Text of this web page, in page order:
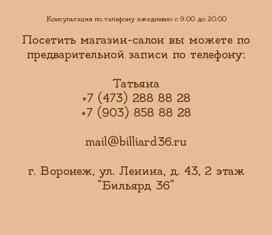
Консультация по телефону ежедневно с 9:00 до 20:00
Посетить магазин-салон вы можете по
предварительной записи по телефону:
Татьяна
+7 (473) 288 88 28
+7 (903) 858 88 28
mail@billiard36.ru
г. Воронеж, ул. Ленина, д. 43, 2 этаж
"Бильярд 36"